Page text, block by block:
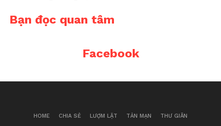
Bạn đọc quan tâm
Facebook
HOME CHIA SẺ LƯỢM LẶT TẢN MẠN THƯ GIÃN